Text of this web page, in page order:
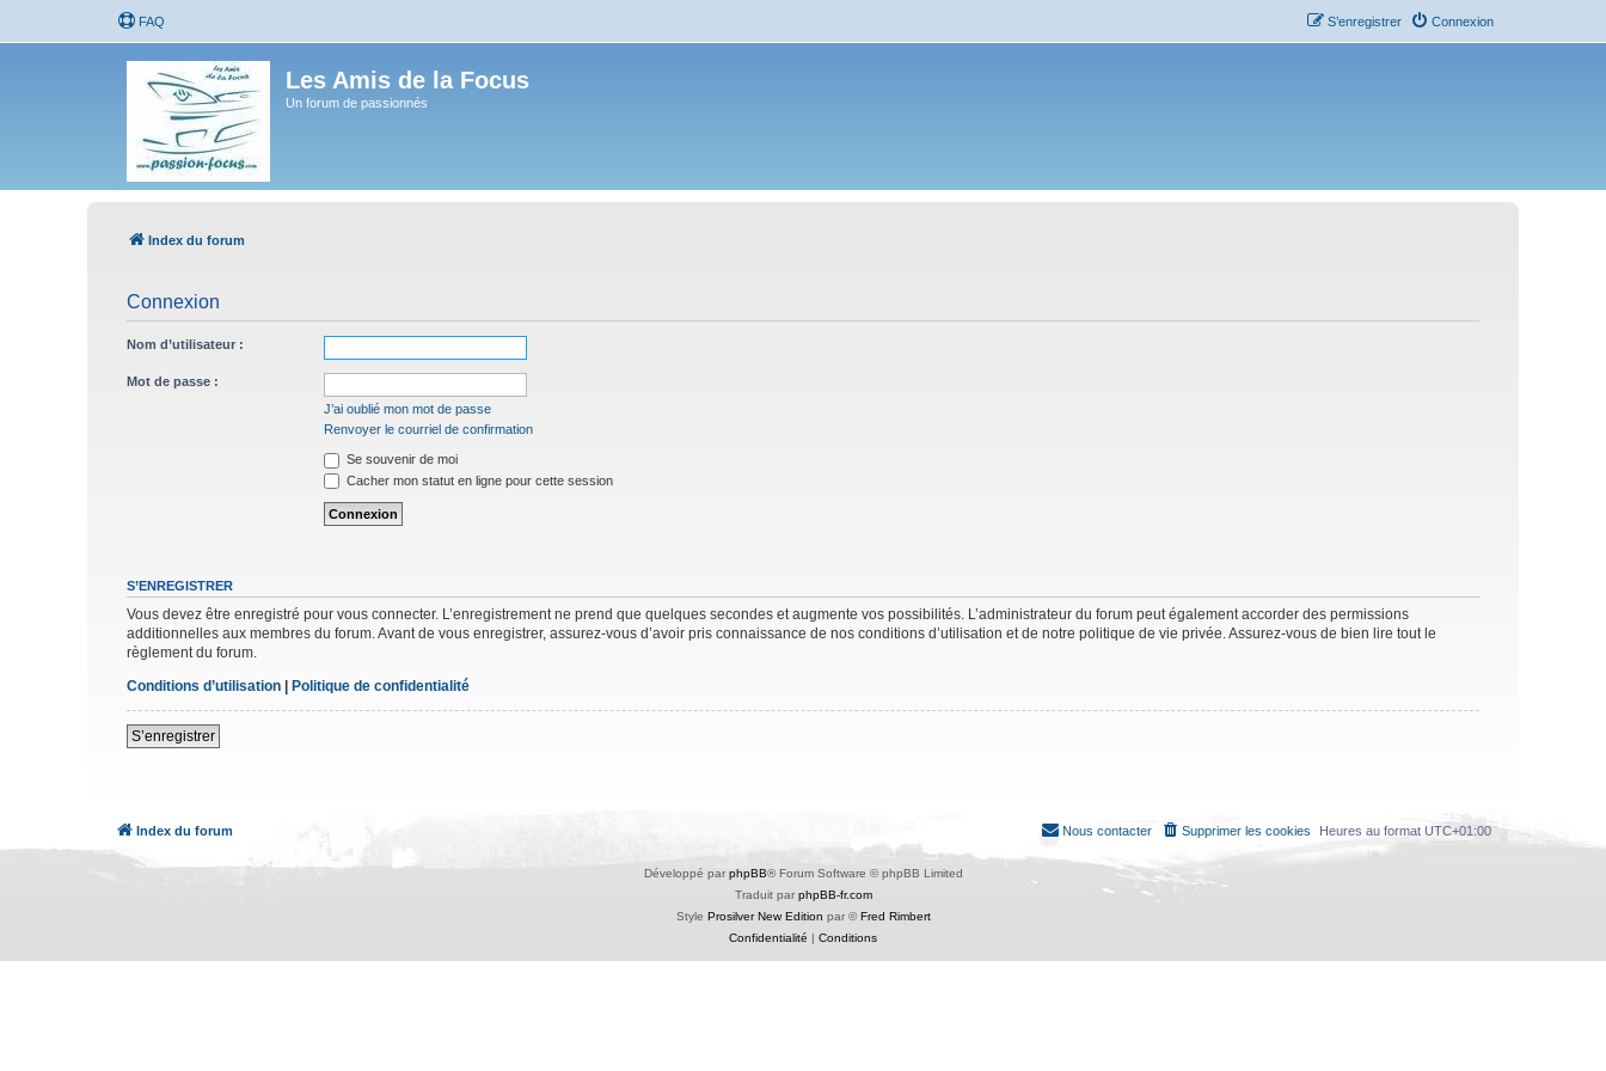
FAQ Connexion
S’enregistrer
Les Amis de la Focus
Un forum de passionnés
Index du forum
Connexion
Nom d’utilisateur :
Mot de passe :
J’ai oublié mon mot de passe
Renvoyer le courriel de confirmation
Se souvenir de moi
Cacher mon statut en ligne pour cette session
S’ENREGISTRER
Vous devez être enregistré pour vous connecter. L’enregistrement ne prend que quelques secondes et augmente vos possibilités. L’administrateur du forum peut également accorder des permissions
additionnelles aux membres du forum. Avant de vous enregistrer, assurez-vous d’avoir pris connaissance de nos conditions d’utilisation et de notre politique de vie privée. Assurez-vous de bien lire tout le
règlement du forum.
Conditions d’utilisation | Politique de confidentialité
S’enregistrer
Index du forum Heures au format UTC+01:00
Supprimer les cookies
Nous contacter
Développé par phpBB® Forum Software © phpBB Limited
Traduit par phpBB-fr.com
Style Prosilver New Edition par ©Fred Rimbert
Confidentialité | Conditions